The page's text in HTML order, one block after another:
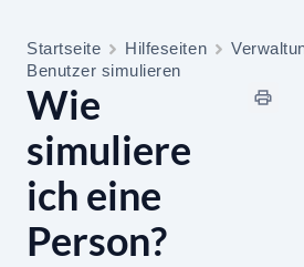
Startseite Hilfeseiten
Benutzer simulieren
Wie
simuliere
ich eine
Person?